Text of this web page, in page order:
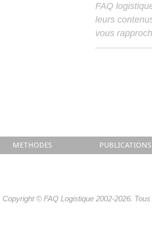
FAQ
leurs
vous
METHODES PUBLICATIONS
Copyright © FAQ Logistique 2002-2026.